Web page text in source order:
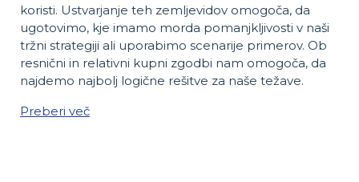
koristi. Ustvarjanje teh zemljevidov omogoča, da
ugotovimo, kje imamo morda pomanjkljivosti v naši
tržni strategiji ali uporabimo scenarije primerov. Ob
resnični in relativni kupni zgodbi nam omogoča, da
najdemo najbolj logične rešitve za naše težave.
Preberi več